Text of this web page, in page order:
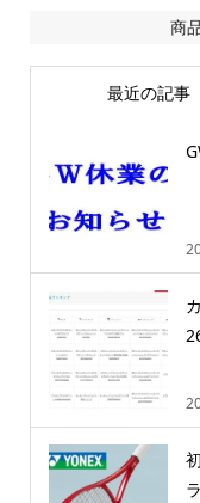
商
最近の記事